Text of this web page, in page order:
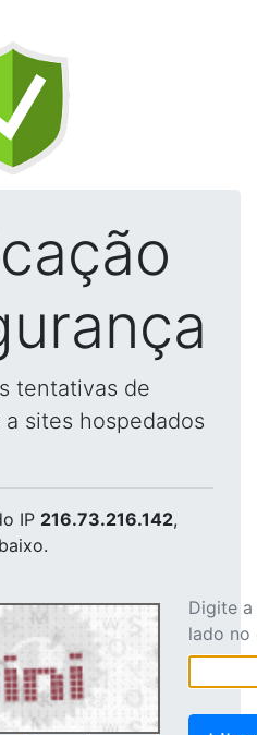
tentativas de
sites hospedados
IP 216.73.216.142,
Digite
lado no